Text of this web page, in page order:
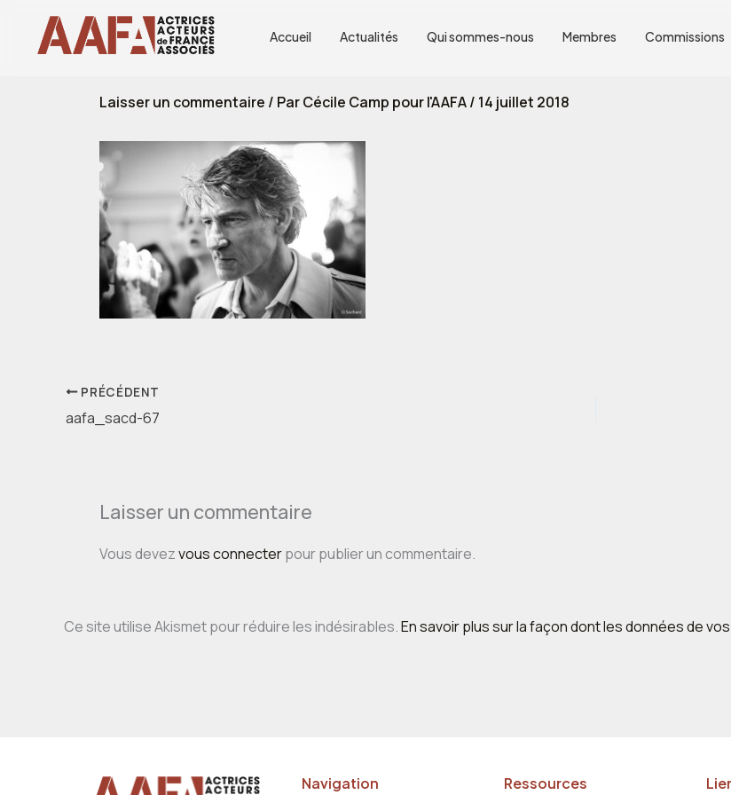
contenu
Accueil Actualités Qui sommes-nous Membres Commissions
Laisser un commentaire / ParCécile Camp pour l'AAFA/ 14 juillet 2018
PRÉCÉDENT
aafa_sacd-67
Laisser un commentaire
Vous devezvous connecterpour publier un commentaire.
Ce site utilise Akismet pour réduire les indésirables.En savoir plus sur la façon dont les données de
Navigation Ressources